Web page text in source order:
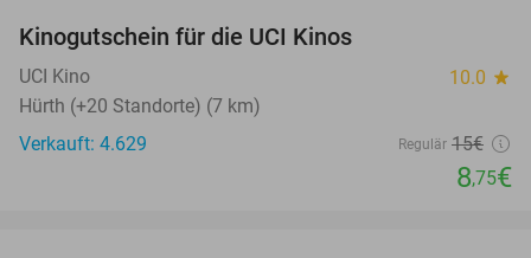
Kinogutschein für die UCI Kinos
UCI Kino 10.0 star
Hürth (+20 Standorte) (7 km)
Verkauft: 4.629
Regulär 15€
8,75€